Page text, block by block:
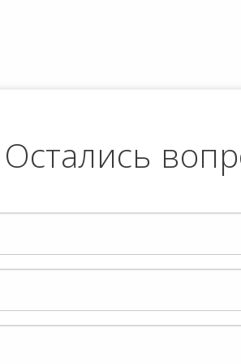
Остались